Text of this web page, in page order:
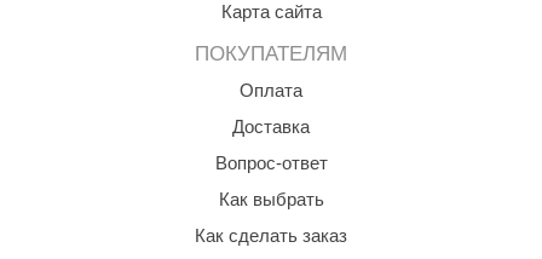
Карта сайта
ПОКУПАТЕЛЯМ
Оплата
Доставка
Вопрос-ответ
Как выбрать
Как сделать заказ